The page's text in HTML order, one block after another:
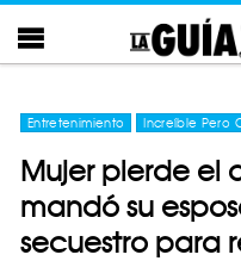
Entretenimiento Increíble Pero
Mujer pierde el
mandó su
secuestro para